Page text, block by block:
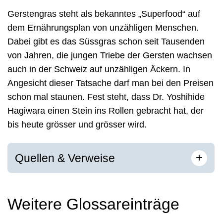
Gerstengras steht als bekanntes „Superfood“ auf
dem Ernährungsplan von unzähligen Menschen.
Dabei gibt es das Süssgras schon seit Tausenden
von Jahren, die jungen Triebe der Gersten wachsen
auch in der Schweiz auf unzähligen Äckern. In
Angesicht dieser Tatsache darf man bei den Preisen
schon mal staunen. Fest steht, dass Dr. Yoshihide
Hagiwara einen Stein ins Rollen gebracht hat, der
bis heute grösser und grösser wird.
Quellen & Verweise +
Weitere Glossareinträge